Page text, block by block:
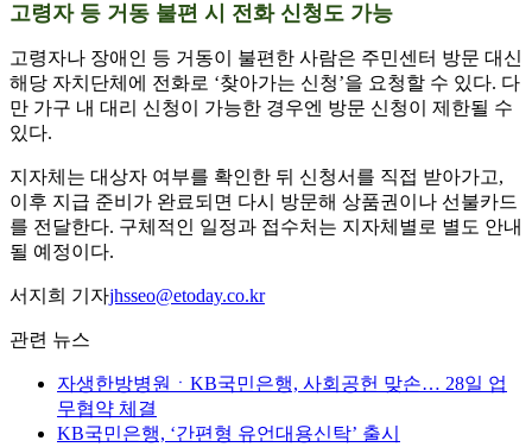
고령자 등 거동 불편 시 전화 신청도 가능
고령자나 장애인 등 거동이 불편한 사람은 주민센터 방문 대신
해당 자치단체에 전화로 ‘찾아가는 신청’을 요청할 수 있다. 다
만 가구 내 대리 신청이 가능한 경우엔 방문 신청이 제한될 수
있다.
지자체는 대상자 여부를 확인한 뒤 신청서를 직접 받아가고,
이후 지급 준비가 완료되면 다시 방문해 상품권이나 선불카드
를 전달한다. 구체적인 일정과 접수처는 지자체별로 별도 안내
될 예정이다.
서지희 기자jhsseo@etoday.co.kr
관련 뉴스
자생한방병원ㆍKB국민은행, 사회공헌 맞손… 28일 업
무협약 체결
KB국민은행, ‘간편형 유언대용신탁’ 출시